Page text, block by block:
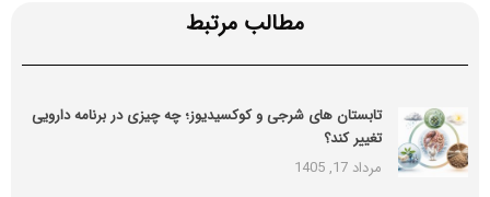
مطالب مرتبط
تابستان های شرجی و کوکسیدیوز؛ چه چیزی در برنامه دارویی
تغییر کند؟
مرداد 17, 1405